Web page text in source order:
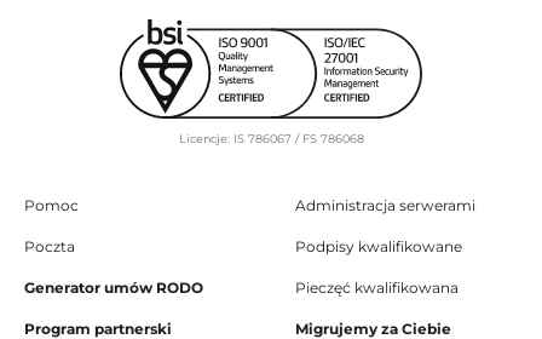
Licencje: IS 786067 / FS 786068
Pomoc
Poczta
Generator umów RODO
Program partnerski
Administracja serwerami
Podpisy kwalifikowane
Pieczęć kwalifikowana
Migrujemy za Ciebie